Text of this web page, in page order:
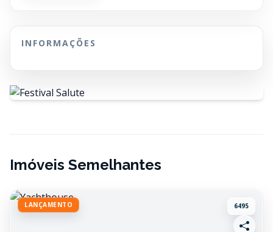
INFORMAÇÕES
Imóveis Semelhantes
LANÇAMENTO 6495